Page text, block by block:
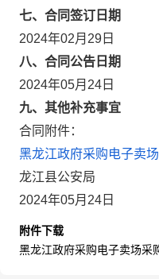
七、合同签订日期
2024年02月29日
八、合同公告日期
2024年05月24日
九、其他补充事宜
合同附件：
黑龙江政府采购电子卖
龙江县公安局
2024年05月24日
附件下载
黑龙江政府采购电子卖场采